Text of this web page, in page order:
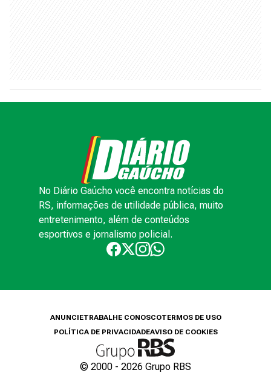
No Diário Gaúcho você encontra notícias do
RS, informações de utilidade pública, muito
entretenimento, além de conteúdos
esportivos e jornalismo policial.
ANUNCIETRABALHE CONOSCOTERMOS DE USO
POLÍTICA DE PRIVACIDADEAVISO DE COOKIES
© 2000 - 2026 Grupo RBS